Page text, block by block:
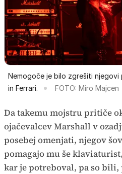
Nemogoče je bilo zgrešiti njegovi
in Ferrari.
FOTO: Miro Majcen
Da takemu mojstru pritiče
ojačevalcev Marshall v
posebej omenjati, njegov
pomagajo mu še
kar je potreboval, pa so